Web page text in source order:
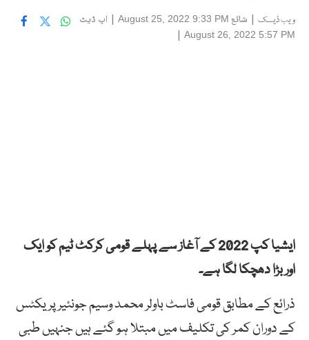
ویب ڈیسک | شائع August 25, 2022 9:33 PM
| اپ ڈیٹ
August 26, 2022 5:57 PM
|
ایشیا کپ 2022 کے آغاز سے پہلے قومی کرکٹ ٹیم کو ایک
اور بڑا دھچکا لگا ہے۔
ذرائع کے مطابق قومی فاسٹ باولر محمد وسیم جونئیر پریکٹس
کے دوران کمر کی تکلیف میں مبتلا ہو گئے ہیں جنہیں طبی